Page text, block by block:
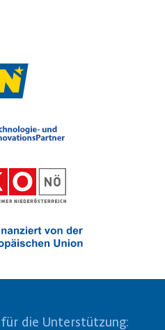
die Unterstützung: